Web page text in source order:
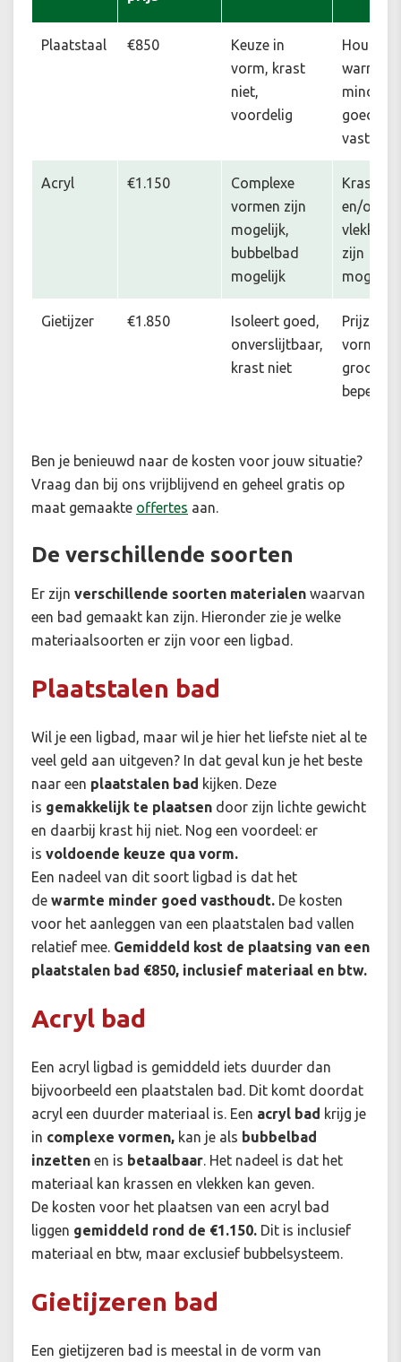
Plaatstaal €850
Keuze in
vorm, krast
niet,
voordelig
Houdt
warmte
minder
goed
vast
Acryl €1.150
Complexe
vormen zijn
mogelijk,
bubbelbad
mogelijk
Krassen
en/of
vlekken
zijn
mogelijk
Gietijzer €1.850
Isoleert goed,
onverslijtbaar,
krast niet
Prijzig,
vorm en
grootte
beperkt
Ben je benieuwd naar de kosten voor jouw situatie?
Vraag dan bij ons vrijblijvend en geheel gratis op
maat gemaakte offertes aan.
De verschillende soorten
Er zijn verschillende soorten materialen waarvan
een bad gemaakt kan zijn. Hieronder zie je welke
materiaalsoorten er zijn voor een ligbad.
Plaatstalen bad
Wil je een ligbad, maar wil je hier het liefste niet al te
veel geld aan uitgeven? In dat geval kun je het beste
naar een plaatstalen bad kijken. Deze
is gemakkelijk te plaatsen door zijn lichte gewicht
en daarbij krast hij niet. Nog een voordeel: er
is voldoende keuze qua vorm.
Een nadeel van dit soort ligbad is dat het
de warmte minder goed vasthoudt. De kosten
voor het aanleggen van een plaatstalen bad vallen
relatief mee. Gemiddeld kost de plaatsing van een
plaatstalen bad €850, inclusief materiaal en btw.
Acryl bad
Een acryl ligbad is gemiddeld iets duurder dan
bijvoorbeeld een plaatstalen bad. Dit komt doordat
acryl een duurder materiaal is. Een acryl bad krijg je
in complexe vormen, kan je als bubbelbad
inzetten en is betaalbaar. Het nadeel is dat het
materiaal kan krassen en vlekken kan geven.
De kosten voor het plaatsen van een acryl bad
liggen gemiddeld rond de €1.150. Dit is inclusief
materiaal en btw, maar exclusief bubbelsysteem.
Gietijzeren bad
Een gietijzeren bad is meestal in de vorm van